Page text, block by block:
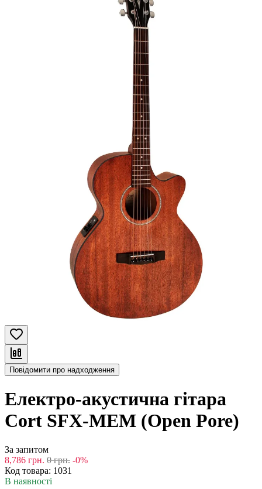
Повідомити про надходження
Електро-акустична гітара
Cort SFX-MEM (Open Pore)
За запитом
8,786 грн. 0 грн. -0%
Код товара: 1031
В наявності